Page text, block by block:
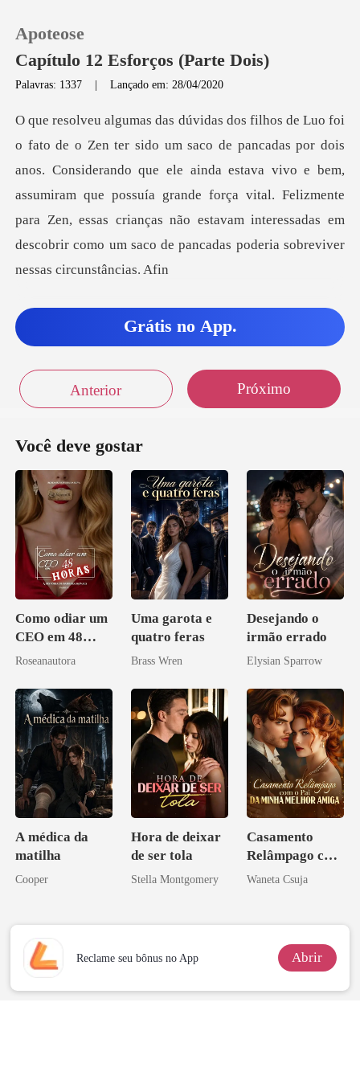
0
Loja
Baixar App
Apoteose
Capítulo 12 Esforços (Parte Dois)
Palavras: 1337 |Lançado em: 28/04/2020
Considerando que ele ainda estava vivo e bem,
assumiram que possuía grande força vital. Felizmente
para Zen, essas
Grátis no App.
Anterior Próximo
Você deve gostar
Como odiar um
CEO em 48
horas
Roseanautora
Uma garota e
quatro feras
Brass Wren
Desejando o
irmão errado
Elysian Sparrow
A médica da
matilha
Cooper
Hora de deixar
de ser tola
Stella Montgomery
Casamento
Relâmpago com
o Pai da Minha
Waneta Csuja
Reclame seu bônus no App Abrir